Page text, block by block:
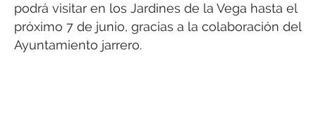
podrá visitar en los Jardines de la Vega hasta el
próximo 7 de junio, gracias a la colaboración del
Ayuntamiento jarrero.